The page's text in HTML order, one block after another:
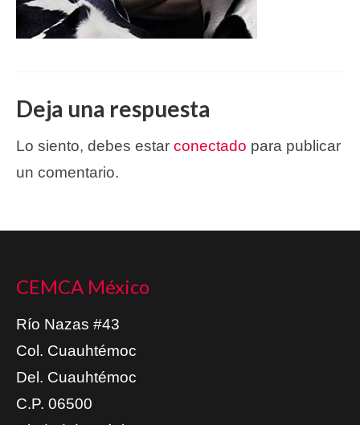
Deja una respuesta
Lo siento, debes estar conectado para publicar
un comentario.
CEMCA México
Río Nazas #43
Col. Cuauhtémoc
Del. Cuauhtémoc
C.P. 06500